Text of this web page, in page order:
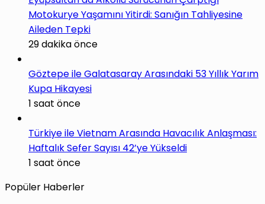
Motokurye Yaşamını Yitirdi: Sanığın Tahliyesine
Aileden Tepki
29 dakika önce
Göztepe ile Galatasaray Arasındaki 53 Yıllık Yarım
Kupa Hikayesi
1 saat önce
Türkiye ile Vietnam Arasında Havacılık Anlaşması:
Haftalık Sefer Sayısı 42’ye Yükseldi
1 saat önce
Popüler Haberler